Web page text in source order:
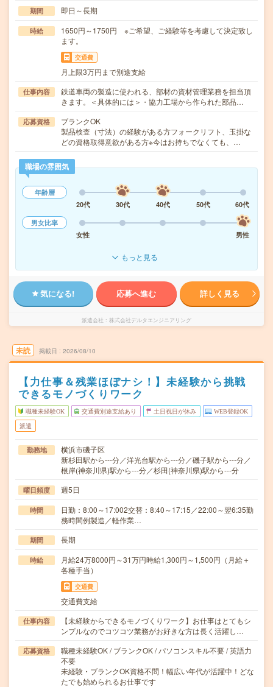
期間 即日～長期
時給
1650円～1750円 ※ご希望、ご経験等を考慮して決定致し
ます。
交通費
月上限3万円まで別途支給
仕事内容
鉄道車両の製造に使われる、部材の資材管理業務を担当頂
きます。＜具体的には＞・協力工場から作られた部品…
応募資格
ブランクOK
製品検査（寸法）の経験がある方フォークリフト、玉掛な
どの資格取得意欲がある方※今はお持ちでなくても、…
職場の雰囲気
年齢層
20代
30代 40代 50代
60代
男女比率
女性
男性
もっと見る
気になる! 応募へ進む 詳しく見る
派遣会社 株式会社デルタエンジニアリング
未読 掲載日 2026/08/10
【力仕事＆残業ほぼナシ！】未経験から挑戦
できるモノづくりワーク
職種未経験OK 交通費別途支給あり 土日祝日が休み WEB登録OK
派遣
勤務地
横浜市磯子区
新杉田駅から---分／洋光台駅から---分／磯子駅から---分／
根岸(神奈川県)駅から---分／杉田(神奈川県)駅から---分
曜日頻度 週5日
時間
日勤：8:00～17:002交替：8:40～17:15／22:00～翌6:35勤
務時間例製造／軽作業…
期間 長期
時給
月給24万8000円～31万円時給1,300円～1,500円（月給＋
各種手当）
交通費
交通費支給
仕事内容
【未経験からできるモノづくりワーク】お仕事はとてもシ
ンプルなのでコツコツ業務がお好きな方は長く活躍し…
応募資格
職種未経験OK / ブランクOK / パソコンスキル不要 / 英語力
不要
未経験・ブランクOK資格不問！幅広い年代が活躍中！どな
たでも始められるお仕事です